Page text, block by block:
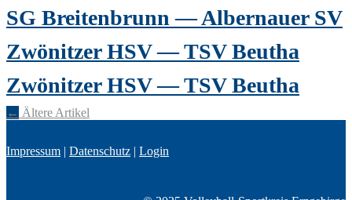
SG Breitenbrunn — Albernauer SV
Zwönitzer HSV — TSV Beutha
Zwönitzer HSV — TSV Beutha
Beitragsnavigation
← Ältere Artikel
Impressum | Datenschutz | Login